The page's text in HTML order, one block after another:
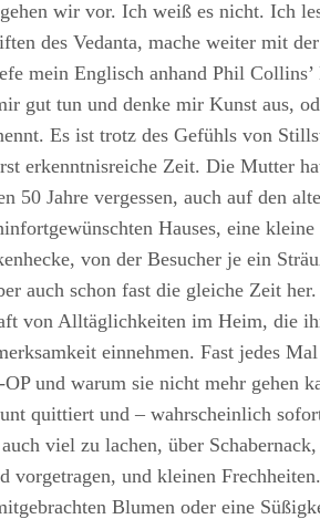
wir vor. Ich weiß es nicht. Ich
des Vedanta, mache weiter mit
mein Englisch anhand Phil
gut tun und denke mir Kunst aus,
Es ist trotz des Gefühls von
erkenntnisreiche Zeit. Die Mutter
50 Jahre vergessen, auch auf den
Hauses, eine
von der Besucher je ein
auch schon fast die gleiche Zeit
von Alltäglichkeiten im Heim, die
einnehmen. Fast jedes
und warum sie nicht mehr gehen
quittiert und – wahrscheinlich
viel zu lachen, über
vorgetragen, und kleinen
Blumen oder eine